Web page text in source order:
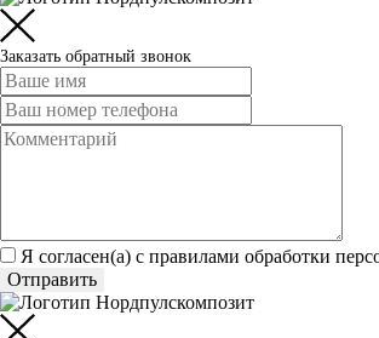
Заказать обратный звонок
Я согласен(а) c правилами обработки
Отправить